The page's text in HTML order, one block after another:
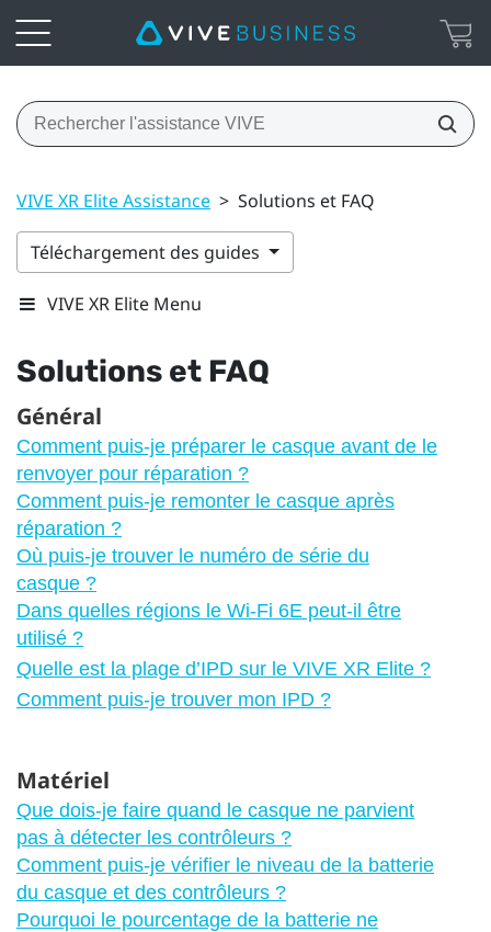
VIVE XR Elite Assistance > Solutions et FAQ
Téléchargement des guides
VIVE XR Elite Menu
Solutions et FAQ
Général
Comment puis-je préparer le casque avant de le
renvoyer pour réparation ?
Comment puis-je remonter le casque après
réparation ?
Où puis-je trouver le numéro de série du
casque ?
Dans quelles régions le Wi-Fi 6E peut-il être
utilisé ?
Quelle est la plage d’IPD sur le VIVE XR Elite ?
Comment puis-je trouver mon IPD ?
Matériel
Que dois-je faire quand le casque ne parvient
pas à détecter les contrôleurs ?
Comment puis-je vérifier le niveau de la batterie
du casque et des contrôleurs ?
Pourquoi le pourcentage de la batterie ne